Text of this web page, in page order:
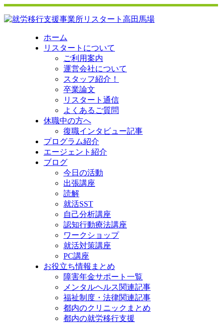
ホーム
リスタートについて
ご利用案内
運営会社について
スタッフ紹介！
卒業論文
リスタート通信
よくあるご質問
休職中の方へ
復職インタビュー記事
プログラム紹介
エージェント紹介
ブログ
今日の活動
出張講座
読解
就活SST
自己分析講座
認知行動療法講座
ワークショップ
就活対策講座
PC講座
お役立ち情報まとめ
障害年金サポート一覧
メンタルヘルス関連記事
福祉制度・法律関連記事
都内のクリニックまとめ
都内の就労移行支援